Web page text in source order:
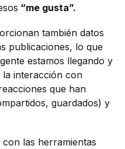
“me gusta”.
también datos
publicaciones, lo que
estamos llegando y
interacción con
que han
guardados) y
las herramientas